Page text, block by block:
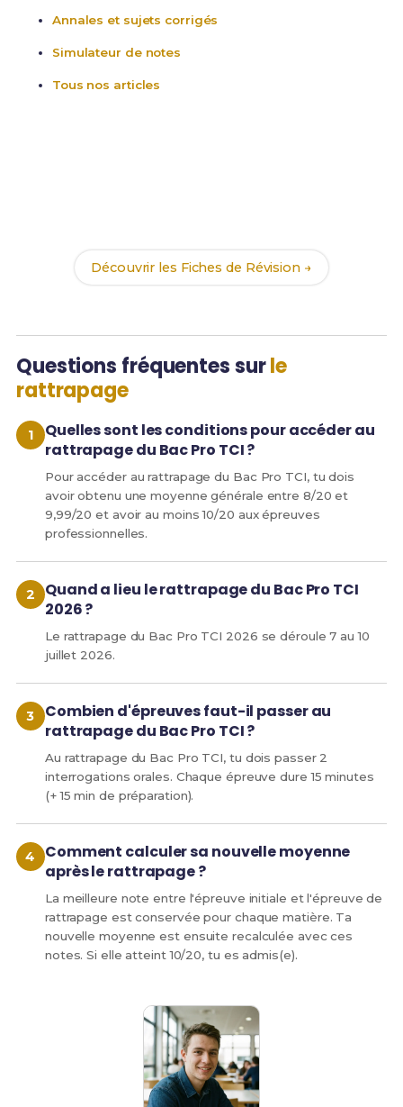
Annales et sujets corrigés
Simulateur de notes
Tous nos articles
Découvrir les Fiches de Révision →
Questions fréquentes surle
rattrapage
Quelles sont les conditions pour accéder au
rattrapage du Bac Pro TCI ?
Pour accéder au rattrapage du Bac Pro TCI, tu dois
avoir obtenu une moyenne générale entre 8/20 et
9,99/20 et avoir au moins 10/20 aux épreuves
professionnelles.
Quand a lieu le rattrapage du Bac Pro TCI
2026 ?
Le rattrapage du Bac Pro TCI 2026 se déroule 7 au 10
juillet 2026.
Combien d'épreuves faut-il passer au
rattrapage du Bac Pro TCI ?
Au rattrapage du Bac Pro TCI, tu dois passer 2
interrogations orales. Chaque épreuve dure 15 minutes
(+ 15 min de préparation).
Comment calculer sa nouvelle moyenne
après le rattrapage ?
La meilleure note entre l'épreuve initiale et l'épreuve de
rattrapage est conservée pour chaque matière. Ta
nouvelle moyenne est ensuite recalculée avec ces
notes. Si elle atteint 10/20, tu es admis(e).